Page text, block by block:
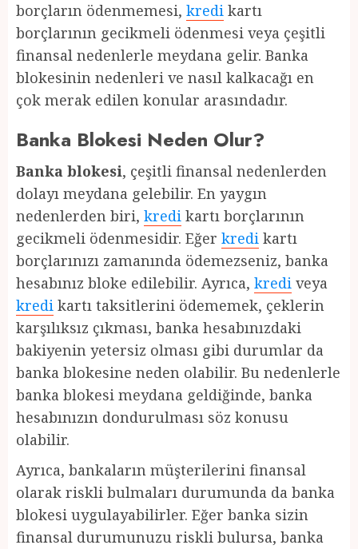
borçların ödenmemesi, kredi kartı
borçlarının gecikmeli ödenmesi veya çeşitli
finansal nedenlerle meydana gelir. Banka
blokesinin nedenleri ve nasıl kalkacağı en
çok merak edilen konular arasındadır.
Banka Blokesi Neden Olur?
Banka blokesi, çeşitli finansal nedenlerden
dolayı meydana gelebilir. En yaygın
nedenlerden biri, kredi kartı borçlarının
gecikmeli ödenmesidir. Eğer kredi kartı
borçlarınızı zamanında ödemezseniz, banka
hesabınız bloke edilebilir. Ayrıca, kredi veya
kredi kartı taksitlerini ödememek, çeklerin
karşılıksız çıkması, banka hesabınızdaki
bakiyenin yetersiz olması gibi durumlar da
banka blokesine neden olabilir. Bu nedenlerle
banka blokesi meydana geldiğinde, banka
hesabınızın dondurulması söz konusu
olabilir.
Ayrıca, bankaların müşterilerini finansal
olarak riskli bulmaları durumunda da banka
blokesi uygulayabilirler. Eğer banka sizin
finansal durumunuzu riskli bulursa, banka